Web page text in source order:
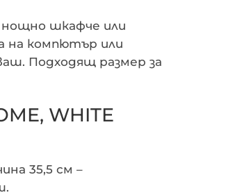
нощно шкафче или
на компютър или
Подходящ размер за
WHITE
35,5 см –